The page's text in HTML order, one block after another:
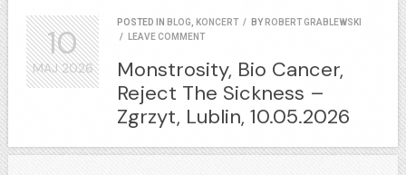
POSTED IN BLOG, KONCERT / BY ROBERT GRABLEWSKI
/
LEAVE COMMENT
Monstrosity, Bio Cancer,
Reject The Sickness –
Zgrzyt, Lublin, 10.05.2026
10
MAJ2026